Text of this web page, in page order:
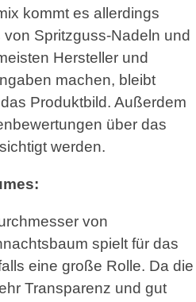
kommt es allerdings
Spritzguss-Nadeln und
Hersteller und
machen, bleibt
Produktbild. Außerdem
über das
werden.
von
spielt für das
eine große Rolle. Da die
Transparenz und gut